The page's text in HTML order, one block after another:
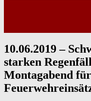
10.06.2019 –
starken
Montagabend